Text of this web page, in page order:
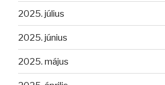
2025. július
2025. június
2025. május